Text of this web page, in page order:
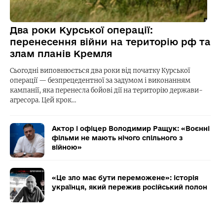
Два роки Курської операції:
перенесення війни на територію рф та
злам планів Кремля
Сьогодні виповнюється два роки від початку Курської
операції — безпрецедентної за задумом і виконанням
кампанії, яка перенесла бойові дії на територію держави-
агресора. Цей крок…
Актор і офіцер Володимир Ращук: «Воєнні
фільми не мають нічого спільного з
війною»
«Це зло має бути переможене»: історія
українця, який пережив російський полон